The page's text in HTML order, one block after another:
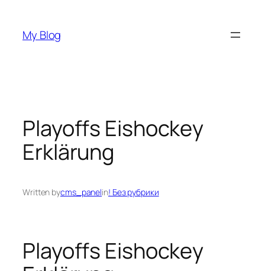
content
My Blog
Playoffs Eishockey
Erklärung
Written bycms_panelin! Без рубрики
Playoffs Eishockey